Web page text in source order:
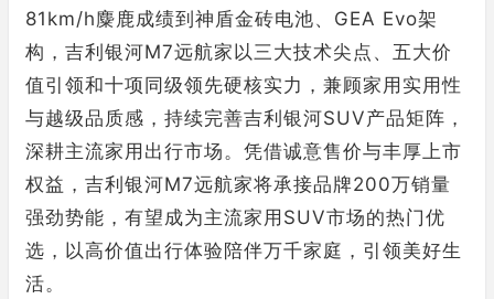
81km/h麋鹿成绩到神盾金砖电池、GEA Evo架
构，吉利银河M7远航家以三大技术尖点、五大价
值引领和十项同级领先硬核实力，兼顾家用实用性
与越级品质感，持续完善吉利银河SUV产品矩阵，
深耕主流家用出行市场。凭借诚意售价与丰厚上市
权益，吉利银河M7远航家将承接品牌200万销量
强劲势能，有望成为主流家用SUV市场的热门优
选，以高价值出行体验陪伴万千家庭，引领美好生
活。